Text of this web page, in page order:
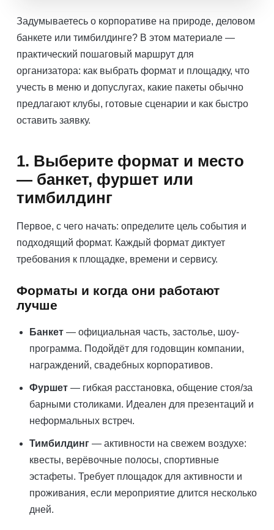
Задумываетесь о корпоративе на природе, деловом
банкете или тимбилдинге? В этом материале —
практический пошаговый маршрут для
организатора: как выбрать формат и площадку, что
учесть в меню и допуслугах, какие пакеты обычно
предлагают клубы, готовые сценарии и как быстро
оставить заявку.
1. Выберите формат и место
— банкет, фуршет или
тимбилдинг
Первое, с чего начать: определите цель события и
подходящий формат. Каждый формат диктует
требования к площадке, времени и сервису.
Форматы и когда они работают
лучше
Банкет— официальная часть, застолье, шоу-
программа. Подойдёт для годовщин компании,
награждений, свадебных корпоративов.
Фуршет— гибкая расстановка, общение стоя/за
барными столиками. Идеален для презентаций и
неформальных встреч.
Тимбилдинг— активности на свежем воздухе:
квесты, верёвочные полосы, спортивные
эстафеты. Требует площадок для активности и
проживания, если мероприятие длится несколько
дней.